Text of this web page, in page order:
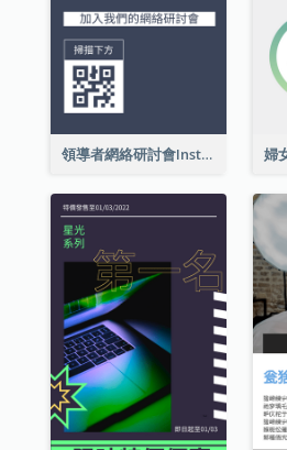
領導者網絡研討會Instagram限時動態